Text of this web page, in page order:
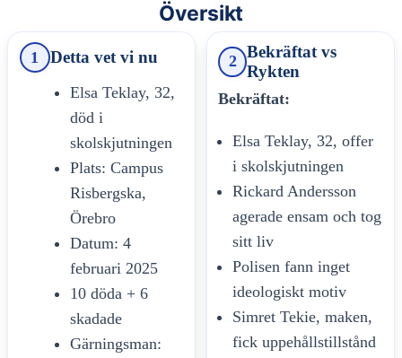
Översikt
1 Detta vet vi nu
Elsa Teklay, 32,
död i
skolskjutningen
Plats: Campus
Risbergska,
Örebro
Datum: 4
februari 2025
10 döda + 6
skadade
Gärningsman:
2
Bekräftat vs
Rykten
Bekräftat:
Elsa Teklay, 32, offer
i skolskjutningen
Rickard Andersson
agerade ensam och tog
sitt liv
Polisen fann inget
ideologiskt motiv
Simret Tekie, maken,
fick uppehållstillstånd